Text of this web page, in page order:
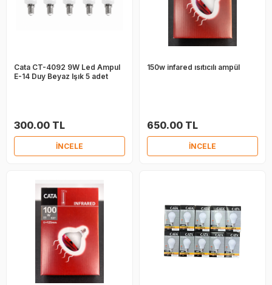
Cata CT-4092 9W Led Ampul
E-14 Duy Beyaz Işık 5 adet
300.00 TL
İNCELE
150w infared ısıtıcılı ampül
650.00 TL
İNCELE